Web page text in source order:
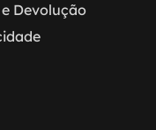
Devolução